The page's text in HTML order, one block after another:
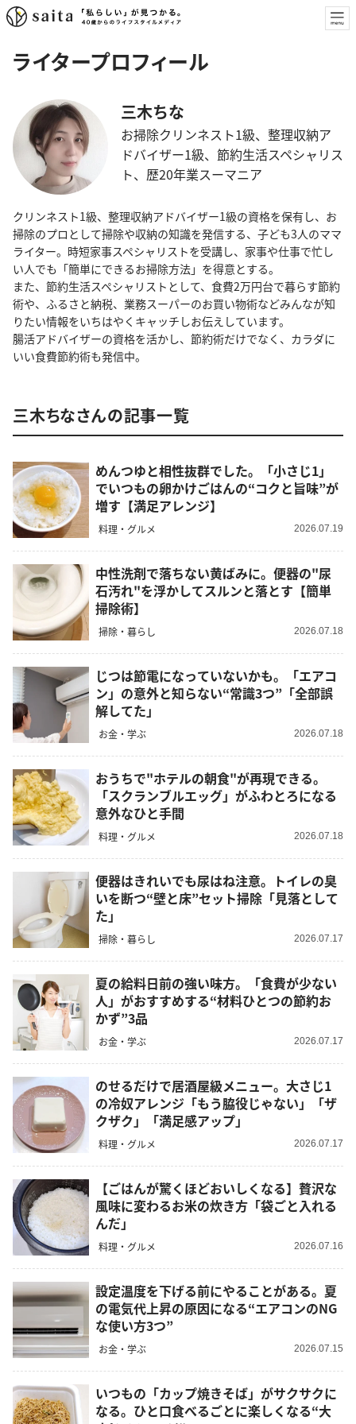
ライタープロフィール
三木ちな
お掃除クリンネスト1級、整理収納ア
ドバイザー1級、節約生活スペシャリス
ト、歴20年業スーマニア
クリンネスト1級、整理収納アドバイザー1級の資格を保有し、お
掃除のプロとして掃除や収納の知識を発信する、子ども3人のママ
ライター。時短家事スペシャリストを受講し、家事や仕事で忙し
い人でも「簡単にできるお掃除方法」を得意とする。
また、節約生活スペシャリストとして、食費2万円台で暮らす節約
術や、ふるさと納税、業務スーパーのお買い物術などみんなが知
りたい情報をいちはやくキャッチしお伝えしています。
腸活アドバイザーの資格を活かし、節約術だけでなく、カラダに
いい食費節約術も発信中。
三木ちなさんの記事一覧
めんつゆと相性抜群でした。「小さじ1」
でいつもの卵かけごはんの“コクと旨味”が
増す【満足アレンジ】
料理・グルメ 2026.07.19
中性洗剤で落ちない黄ばみに。便器の"尿
石汚れ"を浮かしてスルンと落とす【簡単
掃除術】
掃除・暮らし 2026.07.18
じつは節電になっていないかも。「エアコ
ン」の意外と知らない“常識3つ”「全部誤
解してた」
お金・学ぶ 2026.07.18
おうちで"ホテルの朝食"が再現できる。
「スクランブルエッグ」がふわとろになる
意外なひと手間
料理・グルメ 2026.07.18
便器はきれいでも尿はね注意。トイレの臭
いを断つ“壁と床”セット掃除「見落として
た」
掃除・暮らし 2026.07.17
夏の給料日前の強い味方。「食費が少ない
人」がおすすめする“材料ひとつの節約お
かず”3品
お金・学ぶ 2026.07.17
のせるだけで居酒屋級メニュー。大さじ1
の冷奴アレンジ「もう脇役じゃない」「ザ
クザク」「満足感アップ」
料理・グルメ 2026.07.17
【ごはんが驚くほどおいしくなる】贅沢な
風味に変わるお米の炊き方「袋ごと入れる
んだ」
料理・グルメ 2026.07.16
設定温度を下げる前にやることがある。夏
の電気代上昇の原因になる“エアコンのNG
な使い方3つ”
お金・学ぶ 2026.07.15
いつもの「カップ焼きそば」がサクサクに
なる。ひと口食べるごとに楽しくなる“大